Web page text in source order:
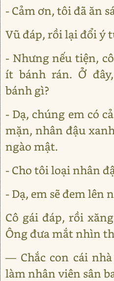
- Cảm ơn, tôi đã ăn
Vũ đáp, rồi lại đổi ý
- Nhưng nếu tiện,
ít bánh rán. Ở
bánh gì?
- Dạ, chúng em có
mặn, nhân đậu
ngào mật.
- Cho tôi loại nhân
- Dạ, em sẽ đem lên
Cô gái đáp, rồi
Ông đưa mắt nhìn
― Chắc con cái
làm nhân viên sân